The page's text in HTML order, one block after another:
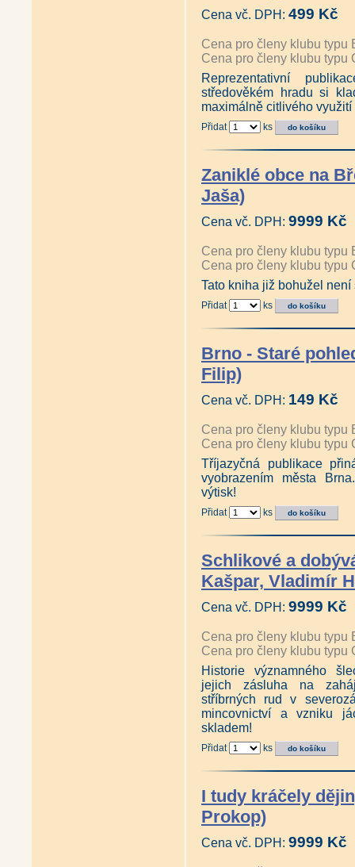
Cena vč. DPH: 499 Kč
Cena pro členy klubu typu
Cena pro členy klubu typu
Reprezentativní
středověkém hradu si
maximálně citlivého
Přidat ks
Zaniklé obce na
Jaša)
Cena vč. DPH: 9999 Kč
Cena pro členy klubu typu
Cena pro členy klubu typu
Tato kniha již bohužel není
Přidat ks
Brno - Staré
Filip)
Cena vč. DPH: 149 Kč
Cena pro členy klubu typu
Cena pro členy klubu typu
Tříjazyčná publikace
vyobrazením města
výtisk!
Přidat ks
Schlikové a
Kašpar, Vladimír
Cena vč. DPH: 9999 Kč
Cena pro členy klubu typu
Cena pro členy klubu typu
Historie významného
jejich zásluha na
stříbrných rud v
mincovnictví a vzniku
skladem!
Přidat ks
I tudy kráčely
Prokop)
Cena vč. DPH: 9999 Kč